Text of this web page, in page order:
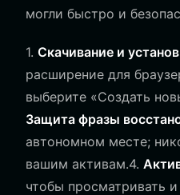
могли быстро и
1. Скачивание и
расширение для
выберите «Создать
Защита фразы
автономном месте;
вашим активам.4.
чтобы просматривать